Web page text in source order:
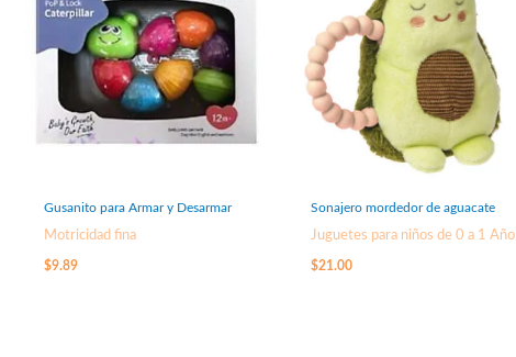
Gusanito para Armar y Desarmar
Motricidad fina
$9.89
Sonajero mordedor de aguacate
Juguetes para niños de 0 a 1 Año
$21.00